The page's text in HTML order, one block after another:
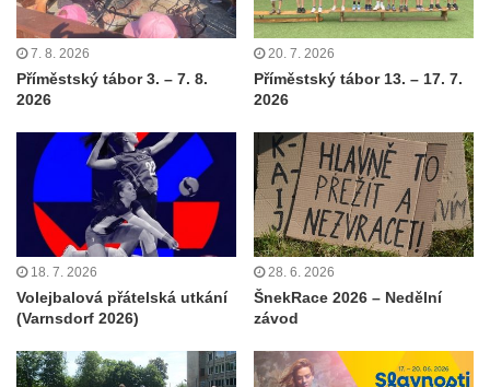
7. 8. 2026
Příměstský tábor 3. – 7. 8.
2026
20. 7. 2026
Příměstský tábor 13. – 17. 7.
2026
18. 7. 2026
Volejbalová přátelská utkání
(Varnsdorf 2026)
28. 6. 2026
ŠnekRace 2026 – Nedělní
závod